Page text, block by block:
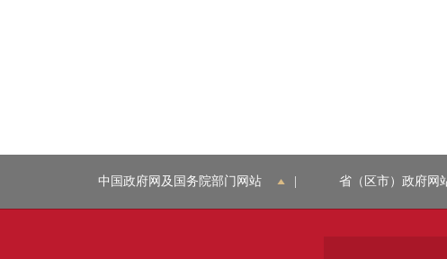
中国政府网及国务院部门网站 省（区市）政府网